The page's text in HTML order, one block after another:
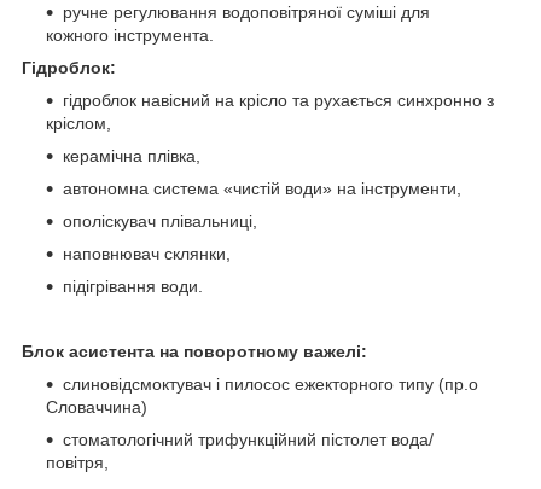
ручне регулювання водоповітряної суміші для
кожного інструмента.
Гідроблок:
гідроблок навісний на крісло та рухається синхронно з
кріслом,
керамічна плівка,
автономна система «чистій води» на інструменти,
ополіскувач плівальниці,
наповнювач склянки,
підігрівання води.
Блок асистента на поворотному важелі:
слиновідсмоктувач і пилосос ежекторного типу (пр.о
Словаччина)
стоматологічний трифункційний пістолет вода/
повітря,